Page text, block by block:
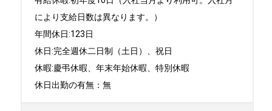
により支給日数は異なります。）
年間休日:123日
休日:完全週休二日制（土日）、祝日
休暇:慶弔休暇、年末年始休暇、特別休暇
休日出勤の有無：無